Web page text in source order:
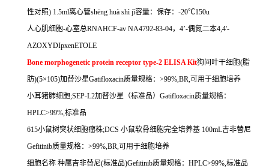
性对照) 1.5ml离心管shēng huà shì jì容量：保存： -20℃150u
人心肌细胞-心室总RNAHCF-av NA4792-83-04， 4’-偶氮二本4,4'-
AZOXYDIpxenETOLE
Bone morphogenetic protein receptor type-2 ELISA Kit狗间叶干细胞(脂
肪)(5×105)加替沙星Gatifloxacin质量规格： >99%,BR,可用于细胞培养
小耳猪肺细胞;SEP-L2加替沙星（标准品） Gatifloxacin质量规格：
HPLC>99%,标准品
615小鼠树突状细胞瘤株;DCS 小鼠软骨细胞完全培养基 100mL吉非替尼
Gefitinib质量规格： >99%,BR,可用于细胞培养
细胞名称 种属吉非替尼(标准品)Gefitinib质量规格： HPLC>99%,标准品